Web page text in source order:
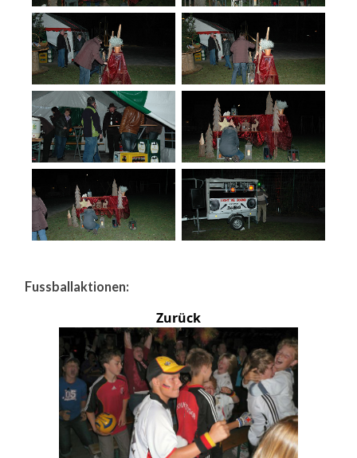
Fussballaktionen:
Zurück